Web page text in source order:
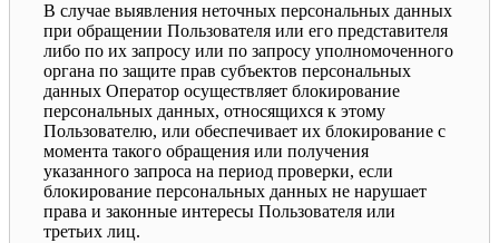
В случае выявления неточных персональных данных
при обращении Пользователя или его представителя
либо по их запросу или по запросу уполномоченного
органа по защите прав субъектов персональных
данных Оператор осуществляет блокирование
персональных данных, относящихся к этому
Пользователю, или обеспечивает их блокирование с
момента такого обращения или получения
указанного запроса на период проверки, если
блокирование персональных данных не нарушает
права и законные интересы Пользователя или
третьих лиц.